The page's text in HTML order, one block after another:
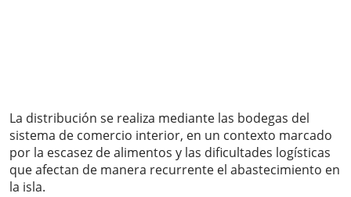
La distribución se realiza mediante las bodegas del
sistema de comercio interior, en un contexto marcado
por la escasez de alimentos y las dificultades logísticas
que afectan de manera recurrente el abastecimiento en
la isla.